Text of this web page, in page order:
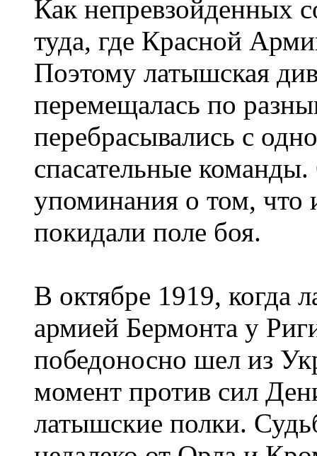
Как непревзойденных
туда, где Красной
Поэтому латышская
перемещалась по
перебрасывались с
спасательные
упоминания о том,
покидали поле боя.
В октябре 1919, когда
армией Бермонта у
победоносно шел из
момент против сил
латышские полки.